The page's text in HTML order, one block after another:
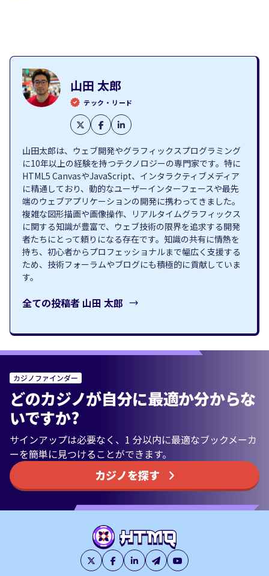
山田 太郎
テック・リード
山田太郎は、ウェブ開発やグラフィックスプログラミング
に10年以上の経験を持つテクノロジーの専門家です。特に
HTML5 CanvasやJavaScript、インタラクティブメディア
に精通しており、動的なユーザーインターフェースや最先
端のウェブアプリケーションの開発に携わってきました。
複雑な図形描画や画像操作、リアルタイムグラフィックス
に関する知識が豊富で、ウェブ技術の限界を追求する開発
者たちにとって頼りになる存在です。知識の共有に情熱を
持ち、初心者からプロフェッショナルまで幅広く支援する
ため、技術フォーラムやブログにも積極的に貢献していま
す。
全ての投稿者 山田 太郎
カジノファインダー
どのカジノが自分に最適か分からな
いですか?
サインアップは必要なく、1 分以内に最適なブックメーカ
ーを簡単に見つけることができます。
カジノを探す